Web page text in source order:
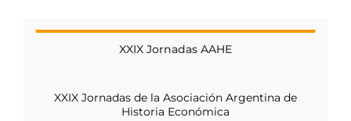
XXIX Jornadas AAHE
XXIX Jornadas de la Asociación Argentina de
Historia Económica